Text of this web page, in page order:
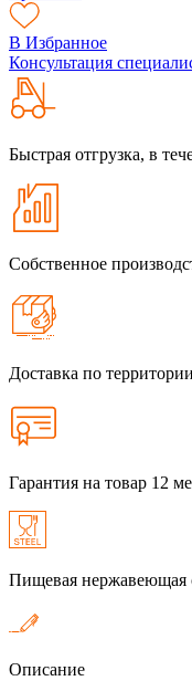
В Избранное
Консультация
Быстрая отгрузка, в
Собственное
Доставка по
Гарантия на товар 12
Пищевая нержавеющая
Описание